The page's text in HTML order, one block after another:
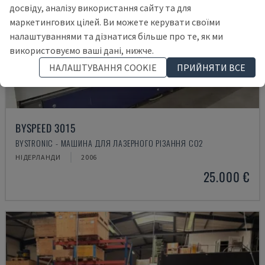
BYSPEED 3015
BYSTRONIC - МАШИНА ДЛЯ ЛАЗЕРНОГО РІЗАННЯ CO2
НІДЕРЛАНДИ 2006
25.000 €
досвіду, аналізу використання сайту та для
маркетингових цілей. Ви можете керувати своїми
налаштуваннями та дізнатися більше про те, як ми
використовуємо ваші дані, нижче.
НАЛАШТУВАННЯ COOKIE
ПРИЙНЯТИ ВСЕ